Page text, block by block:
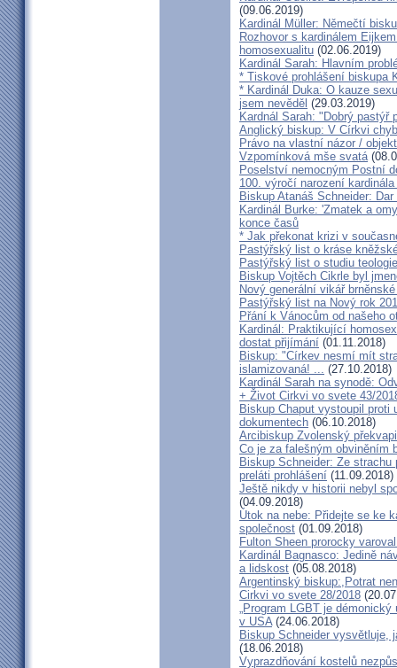
(09.06.2019)
Kardinál Müller: Němečtí
Rozhovor s kardinálem
homosexualitu (02.06.2019)
Kardinál Sarah: Hlavním
* Tiskové prohlášení biskupa
* Kardinál Duka: O kauze
jsem nevěděl (29.03.2019)
Kardnál Sarah: "Dobrý
Anglický biskup: V Církvi
Právo na vlastní názor /
Vzpomínková mše svatá
Poselství nemocným Postní
100. výročí narození
Biskup Atanáš Schneider:
Kardinál Burke: 'Zmatek a
konce časů
* Jak překonat krizi v
Pastýřský list o kráse
Pastýřský list o studiu teologie
Biskup Vojtěch Cikrle byl
Nový generální vikář
Pastýřský list na Nový rok
Přání k Vánocům od našeho
Kardinál: Praktikující
dostat přijímání (01.11.2018)
Biskup: "Církev nesmí mít
islamizovaná! ... (27.10.2018)
Kardinál Sarah na synodě:
+ Život Cirkvi vo svete 43/
Biskup Chaput vystoupil
dokumentech (06.10.2018)
Arcibiskup Zvolenský
Co je za falešným obviněním
Biskup Schneider: Ze
preláti prohlášení (11.09.2018)
Ještě nikdy v historii nebyl
(04.09.2018)
Útok na nebe: Přidejte se ke
společnost (01.09.2018)
Fulton Sheen prorocky
Kardinál Bagnasco: Jedině
a lidskost (05.08.2018)
Argentinský biskup:,Potrat
Cirkvi vo svete 28/2018
„Program LGBT je
v USA(24.06.2018)
Biskup Schneider vysvětluje,
(18.06.2018)
Vyprazdňování kostelů